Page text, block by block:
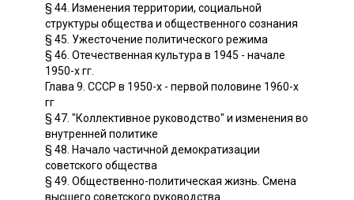
§ 44. Изменения территории, социальной
структуры общества и общественного сознания
§ 45. Ужесточение политического режима
§ 46. Отечественная культура в 1945 - начале
1950-х гг.
Глава 9. СССР в 1950-х - первой половине 1960-х
гг
§ 47. "Коллективное руководство" и изменения во
внутренней политике
§ 48. Начало частичной демократизации
советского общества
§ 49. Общественно-политическая жизнь. Смена
высшего советского руководства